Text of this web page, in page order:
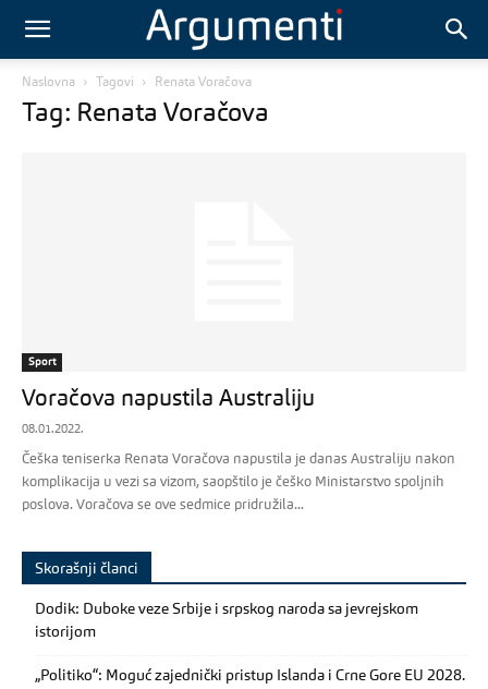
Naslovna Tagovi Renata Voračova
Tag: Renata Voračova
Sport
Voračova napustila Australiju
08.01.2022.
Češka teniserka Renata Voračova napustila je danas Australiju nakon
komplikacija u vezi sa vizom, saopštilo je češko Ministarstvo spoljnih
poslova. Voračova se ove sedmice pridružila...
Skorašnji članci
Dodik: Duboke veze Srbije i srpskog naroda sa jevrejskom
istorijom
„Politiko“: Moguć zajednički pristup Islanda i Crne Gore EU 2028.